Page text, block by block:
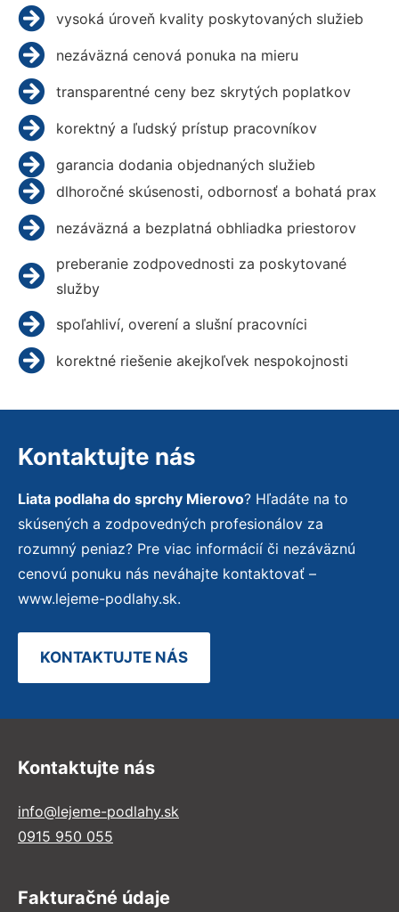
vysoká úroveň kvality poskytovaných služieb
nezáväzná cenová ponuka na mieru
transparentné ceny bez skrytých poplatkov
korektný a ľudský prístup pracovníkov
garancia dodania objednaných služieb
dlhoročné skúsenosti, odbornosť a bohatá prax
nezáväzná a bezplatná obhliadka priestorov
preberanie zodpovednosti za poskytované
služby
spoľahliví, overení a slušní pracovníci
korektné riešenie akejkoľvek nespokojnosti
Kontaktujte nás
Liata podlaha do sprchy Mierovo? Hľadáte na to
skúsených a zodpovedných profesionálov za
rozumný peniaz? Pre viac informácií či nezáväznú
cenovú ponuku nás neváhajte kontaktovať –
www.lejeme-podlahy.sk.
KONTAKTUJTE NÁS
Kontaktujte nás
info@lejeme-podlahy.sk
0915 950 055
Fakturačné údaje